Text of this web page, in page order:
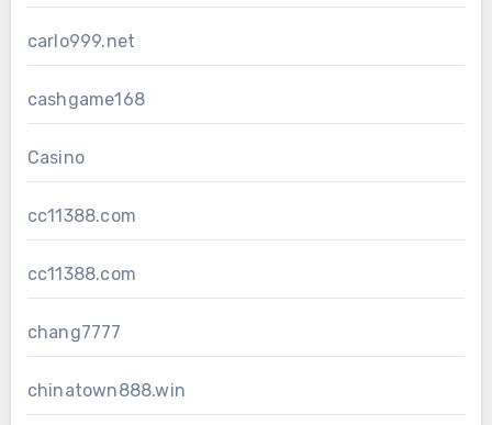
carlo999.net
cashgame168
Casino
cc11388.com
cc11388.com
chang7777
chinatown888.win